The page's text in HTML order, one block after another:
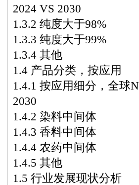
2024 VS 2030
1.3.2 纯度大于98%
1.3.3 纯度大于99%
1.3.4 其他
1.4 产品分类，按应用
1.4.1 按应用细分，全球
2030
1.4.2 染料中间体
1.4.3 香料中间体
1.4.4 农药中间体
1.4.5 其他
1.5 行业发展现状分析